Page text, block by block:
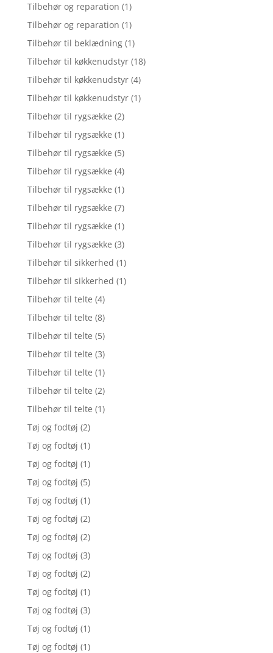
Tilbehør og reparation (1)
Tilbehør og reparation (1)
Tilbehør til beklædning (1)
Tilbehør til køkkenudstyr (18)
Tilbehør til køkkenudstyr (4)
Tilbehør til køkkenudstyr (1)
Tilbehør til rygsække (2)
Tilbehør til rygsække (1)
Tilbehør til rygsække (5)
Tilbehør til rygsække (4)
Tilbehør til rygsække (1)
Tilbehør til rygsække (7)
Tilbehør til rygsække (1)
Tilbehør til rygsække (3)
Tilbehør til sikkerhed (1)
Tilbehør til sikkerhed (1)
Tilbehør til telte (4)
Tilbehør til telte (8)
Tilbehør til telte (5)
Tilbehør til telte (3)
Tilbehør til telte (1)
Tilbehør til telte (2)
Tilbehør til telte (1)
Tøj og fodtøj (2)
Tøj og fodtøj (1)
Tøj og fodtøj (1)
Tøj og fodtøj (5)
Tøj og fodtøj (1)
Tøj og fodtøj (2)
Tøj og fodtøj (2)
Tøj og fodtøj (3)
Tøj og fodtøj (2)
Tøj og fodtøj (1)
Tøj og fodtøj (3)
Tøj og fodtøj (1)
Tøj og fodtøj (1)